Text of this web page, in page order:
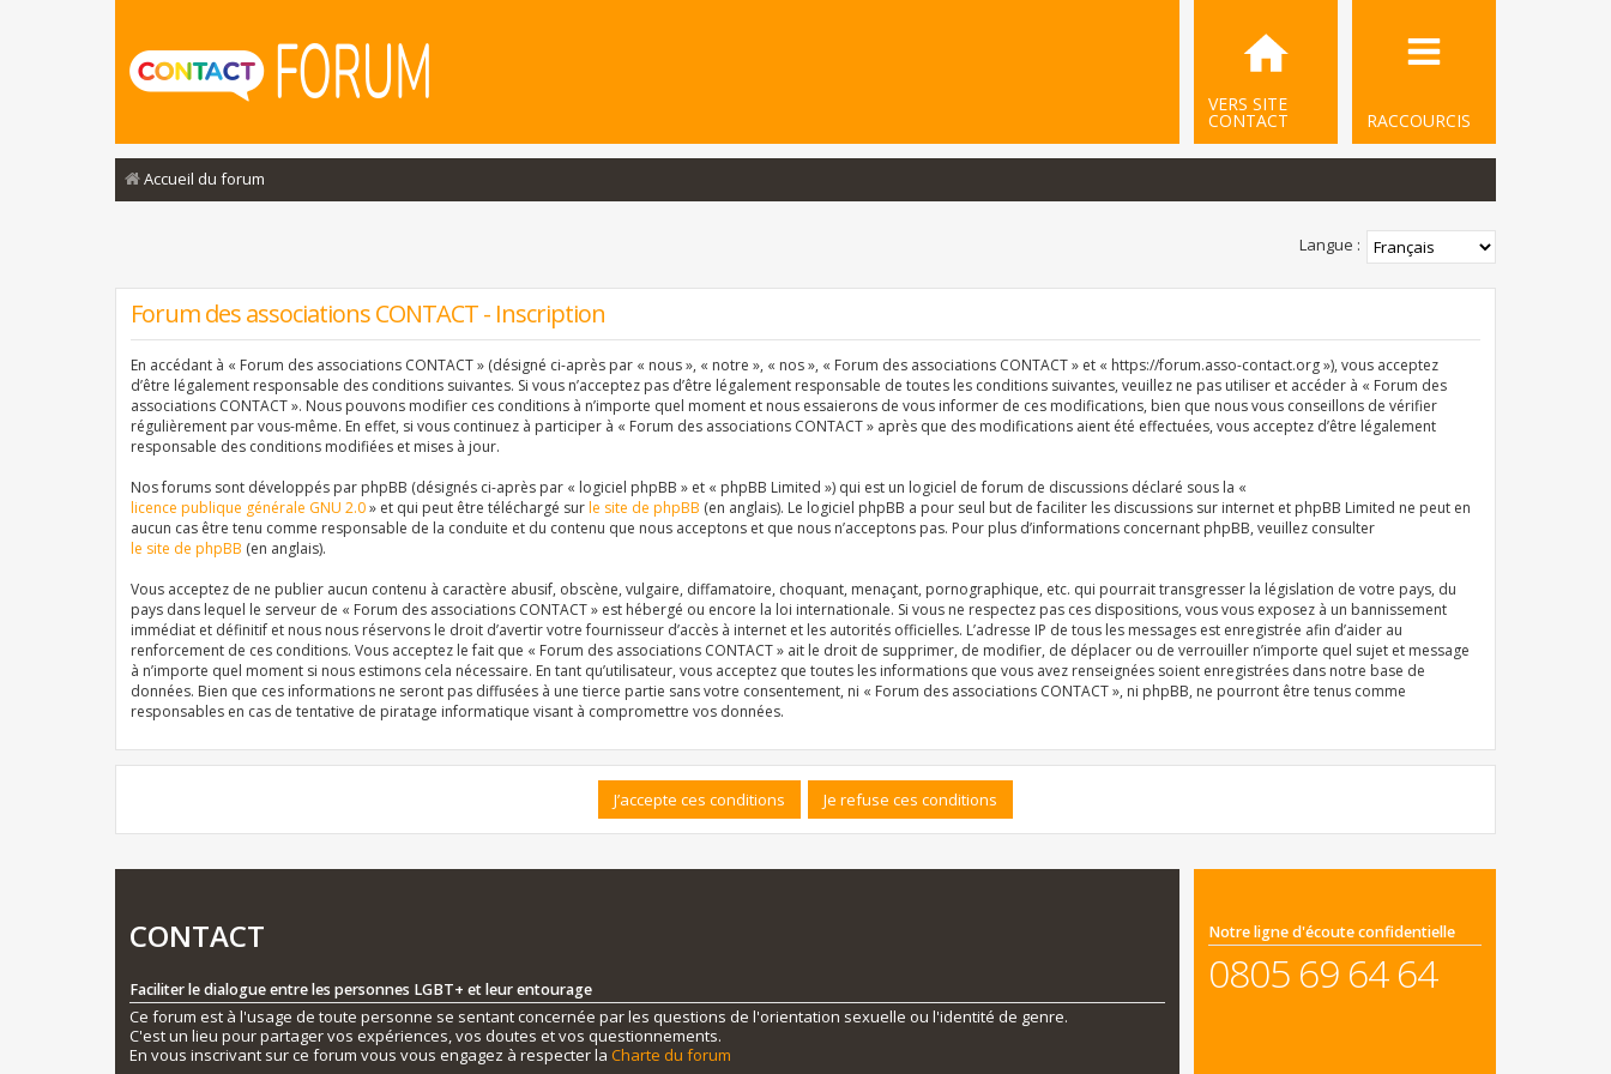
RACCOURCIS
VERS SITE
CONTACT
Accueil du forum
Langue :
Forum des associations CONTACT - Inscription
En accédant à « Forum des associations CONTACT » (désigné ci-après par « nous », « notre », « nos », « Forum des associations CONTACT » et « https://forum.asso-contact.org »), vous acceptez
d’être légalement responsable des conditions suivantes. Si vous n’acceptez pas d’être légalement responsable de toutes les conditions suivantes, veuillez ne pas utiliser et accéder à « Forum des
associations CONTACT ». Nous pouvons modifier ces conditions à n’importe quel moment et nous essaierons de vous informer de ces modifications, bien que nous vous conseillons de vérifier
régulièrement par vous-même. En effet, si vous continuez à participer à « Forum des associations CONTACT » après que des modifications aient été effectuées, vous acceptez d’être légalement
responsable des conditions modifiées et mises à jour.
Nos forums sont développés par phpBB (désignés ci-après par « logiciel phpBB » et « phpBB Limited ») qui est un logiciel de forum de discussions déclaré sous la «
licence publique générale GNU 2.0» et qui peut être téléchargé surle site de phpBB (en anglais). Le logiciel phpBB a pour seul but de faciliter les discussions sur internet et phpBB Limited ne peut en
aucun cas être tenu comme responsable de la conduite et du contenu que nous acceptons et que nous n’acceptons pas. Pour plus d’informations concernant phpBB, veuillez consulter
le site de phpBB (en anglais).
Vous acceptez de ne publier aucun contenu à caractère abusif, obscène, vulgaire, diffamatoire, choquant, menaçant, pornographique, etc. qui pourrait transgresser la législation de votre pays, du
pays dans lequel le serveur de « Forum des associations CONTACT » est hébergé ou encore la loi internationale. Si vous ne respectez pas ces dispositions, vous vous exposez à un bannissement
immédiat et définitif et nous nous réservons le droit d’avertir votre fournisseur d’accès à internet et les autorités officielles. L’adresse IP de tous les messages est enregistrée afin d’aider au
renforcement de ces conditions. Vous acceptez le fait que « Forum des associations CONTACT » ait le droit de supprimer, de modifier, de déplacer ou de verrouiller n’importe quel sujet et message
à n’importe quel moment si nous estimons cela nécessaire. En tant qu’utilisateur, vous acceptez que toutes les informations que vous avez renseignées soient enregistrées dans notre base de
données. Bien que ces informations ne seront pas diffusées à une tierce partie sans votre consentement, ni « Forum des associations CONTACT », ni phpBB, ne pourront être tenus comme
responsables en cas de tentative de piratage informatique visant à compromettre vos données.
CONTACT
Faciliter le dialogue entre les personnes LGBT+ et leur entourage
Ce forum est à l'usage de toute personne se sentant concernée par les questions de l'orientation sexuelle ou l'identité de genre.
C'est un lieu pour partager vos expériences, vos doutes et vos questionnements.
En vous inscrivant sur ce forum vous vous engagez à respecter la Charte du forum
Notre ligne d'écoute confidentielle
0805 69 64 64